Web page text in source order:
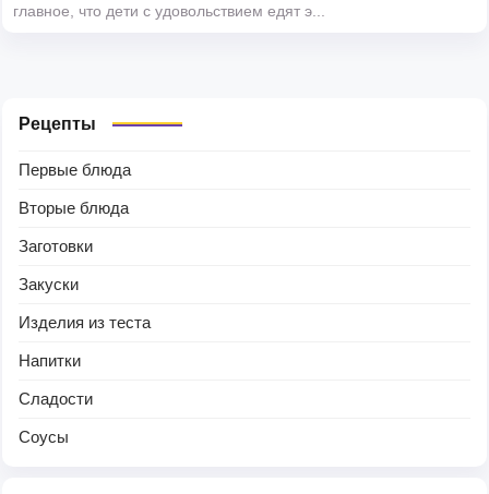
главное, что дети с удовольствием едят э...
Рецепты
Первые блюда
Вторые блюда
Заготовки
Закуски
Изделия из теста
Напитки
Сладости
Соусы